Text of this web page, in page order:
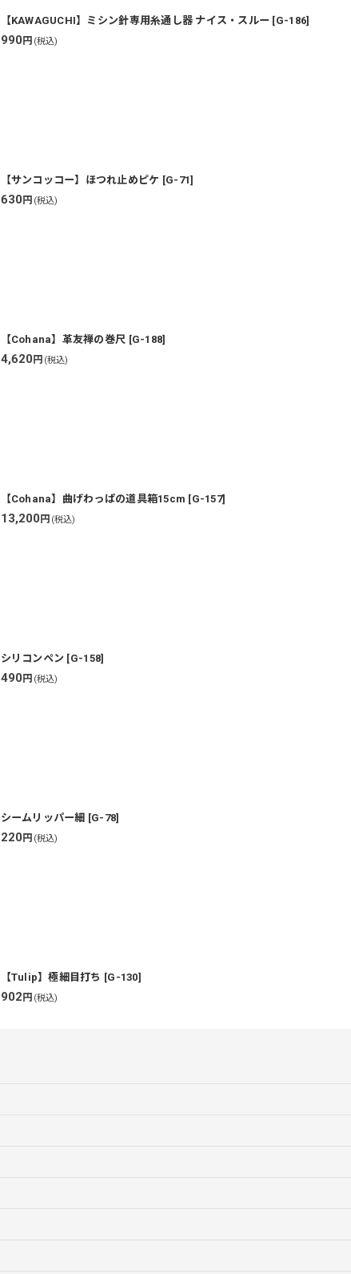
【KAWAGUCHI】ミシン針専用糸通し器 ナイス・スルー [G-186]
990円 (税込)
【サンコッコー】ほつれ止めピケ [G-71]
630円 (税込)
【Cohana】革友禅の巻尺 [G-188]
4,620円 (税込)
【Cohana】曲げわっぱの道具箱15cm [G-157]
13,200円 (税込)
シリコンペン [G-158]
490円 (税込)
シームリッパー細 [G-78]
220円 (税込)
【Tulip】極細目打ち [G-130]
902 円 (税込)